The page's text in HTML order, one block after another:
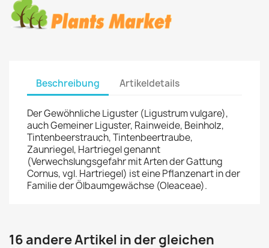
Beschreibung Artikeldetails
Der Gewöhnliche Liguster (Ligustrum vulgare),
auch Gemeiner Liguster, Rainweide, Beinholz,
Tintenbeerstrauch, Tintenbeertraube,
Zaunriegel, Hartriegel genannt
(Verwechslungsgefahr mit Arten der Gattung
Cornus, vgl. Hartriegel) ist eine Pflanzenart in der
Familie der Ölbaumgewächse (Oleaceae).
16 andere Artikel in der gleichen